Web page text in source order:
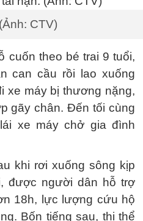
CTV)
cuốn theo bé trai 9 tuổi,
can cầu rồi lao xuống
xe máy bị thương nặng,
gãy chân. Đến tối cùng
xe máy chở gia đình
khi rơi xuống sông kịp
được người dân hỗ trợ
18h, lực lượng cứu hộ
Bốn tiếng sau, thi thể